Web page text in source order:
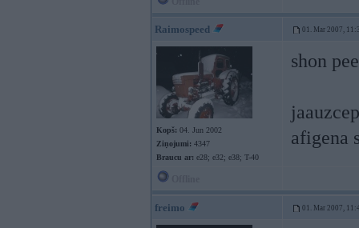
Raimospeed 01. Mar 2007,
Kopš: 04. Jun 2002
Ziņojumi: 4347
Braucu ar: e28; e32; e38; T-40
shon
afigena
freimo 01. Mar 2007,